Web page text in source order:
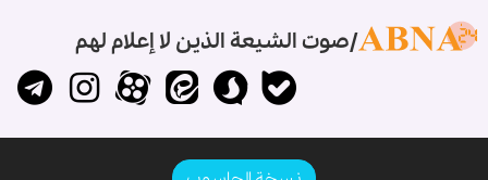
صوت الشيعة الذين لا إعلام لهم